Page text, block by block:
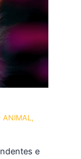
ANIMAL,
e